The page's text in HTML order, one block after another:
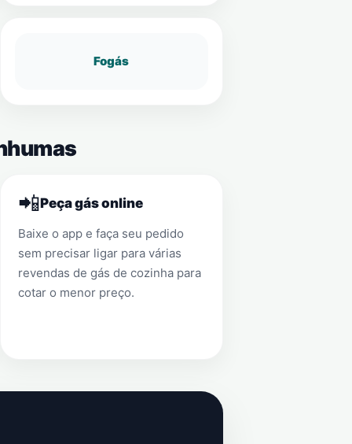
Fogás
📲Peça gás online
Baixe o app e faça seu pedido
sem precisar ligar para várias
revendas de gás de cozinha para
cotar o menor preço.